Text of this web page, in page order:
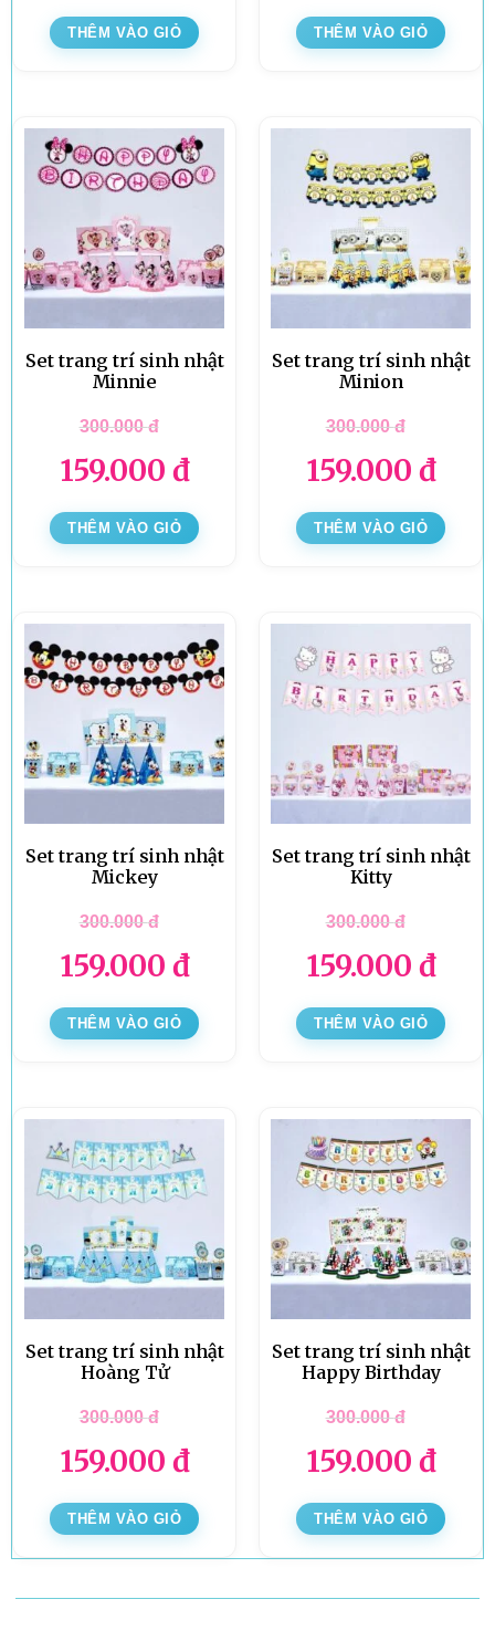
THÊM VÀO GIỎ THÊM VÀO GIỎ
Set trang trí sinh nhật
Minnie
300.000đ
159.000 đ
THÊM VÀO GIỎ
Set trang trí sinh nhật
Minion
300.000đ
159.000 đ
THÊM VÀO GIỎ
Set trang trí sinh nhật
Mickey
300.000đ
159.000 đ
THÊM VÀO GIỎ
Set trang trí sinh nhật
Kitty
300.000đ
159.000 đ
THÊM VÀO GIỎ
Set trang trí sinh nhật
Hoàng Tử
300.000đ
159.000 đ
THÊM VÀO GIỎ
Set trang trí sinh nhật
Happy Birthday
300.000đ
159.000 đ
THÊM VÀO GIỎ